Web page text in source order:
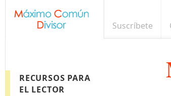
Suscríbete
RECURSOS PARA
EL LECTOR